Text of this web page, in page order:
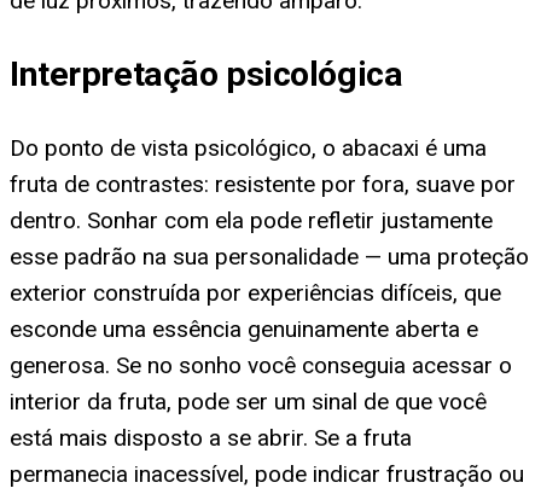
Interpretação psicológica
Do ponto de vista psicológico, o abacaxi é uma
fruta de contrastes: resistente por fora, suave por
dentro. Sonhar com ela pode refletir justamente
esse padrão na sua personalidade — uma proteção
exterior construída por experiências difíceis, que
esconde uma essência genuinamente aberta e
generosa. Se no sonho você conseguia acessar o
interior da fruta, pode ser um sinal de que você
está mais disposto a se abrir. Se a fruta
permanecia inacessível, pode indicar frustração ou